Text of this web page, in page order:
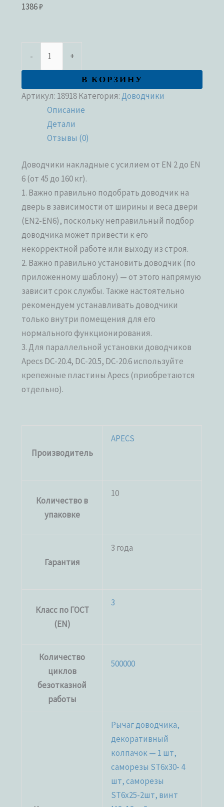
1386₽
- +
В КОРЗИНУ
Артикул: 18918Категория:Доводчики
Описание
Детали
Отзывы (0)
Доводчики накладные с усилием от EN 2 до EN
6 (от 45 до 160 кг).
1. Важно правильно подобрать доводчик на
дверь в зависимости от ширины и веса двери
(EN2-EN6), поскольку неправильный подбор
доводчика может привести к его
некорректной работе или выходу из строя.
2. Важно правильно установить доводчик (по
приложенному шаблону) — от этого напрямую
зависит срок службы. Также настоятельно
рекомендуем устанавливать доводчики
только внутри помещения для его
нормального функционирования.
3. Для параллельной установки доводчиков
Apecs DC-20.4, DC-20.5, DC-20.6 используйте
крепежные пластины Apecs (приобретаются
отдельно).
Производитель
APECS
Количество в
упаковке
10
Гарантия
3 года
Класс по ГОСТ
(EN)
3
Количество
циклов
безотказной
работы
500000
Рычаг доводчика,
декоративный
колпачок — 1 шт,
саморезы ST6x30- 4
шт, саморезы
ST6x25-2шт, винт